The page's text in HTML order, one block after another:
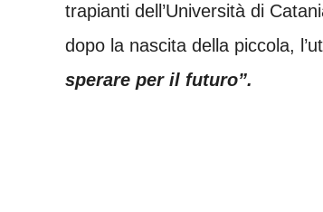
trapianti dell’Università di
dopo la nascita della piccola,
sperare per il futuro”.